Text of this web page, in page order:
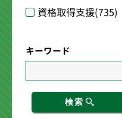
資格取得支援(735)
キーワード
検索